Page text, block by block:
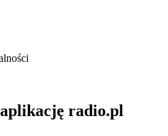
radio.pl